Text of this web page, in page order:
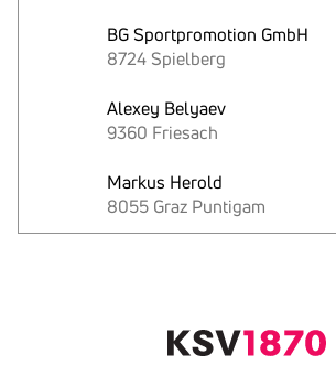
BG Sportpromotion GmbH
8724 Spielberg
Alexey Belyaev
9360 Friesach
Markus Herold
8055 Graz Puntigam